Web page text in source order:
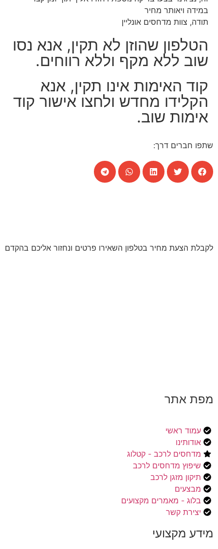
במידה ויאותר מחיר
תודה, צוות מדחסים אונליין
הטלפון שהוזן לא תקין, אנא נסו
שוב ללא מקף וללא רווחים.
קוד האימות אינו תקין, אנא
הקלידו מחדש ולחצו אישור קוד
אימות שוב.
שתפו חברים דרך:
לקבלת הצעת מחיר בטלפון השאירו פרטים ונחזור אליכם בהקדם
מפת אתר
עמוד ראשי
אודותינו
מדחסים לרכב - קטלוג
שיפוץ מדחסים לרכב
תיקון מזגן לרכב
מבצעים
בלוג - מאמרים מקצועים
יצירת קשר
מידע מקצועי